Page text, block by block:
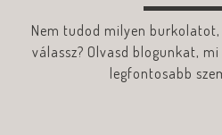
Nem tudod milyen
válassz? Olvasd blogunkat,
legfontosabb